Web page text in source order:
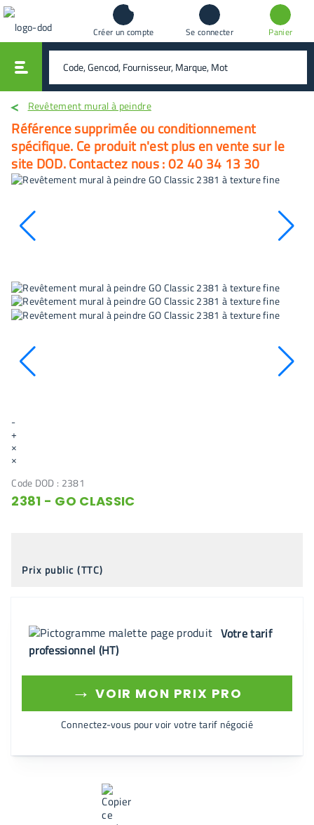
Créer un compte Se connecter Panier
rechercher
Revêtement mural à peindre
Référence supprimée ou conditionnement
spécifique. Ce produit n'est plus en vente sur le
site DOD. Contactez nous : 02 40 34 13 30
-
+
×
×
Code DOD : 2381
2381 - GO CLASSIC
Prix public (TTC)
Votre tarif
professionnel (HT)
→ VOIR MON PRIX PRO
Connectez-vous pour voir votre tarif négocié